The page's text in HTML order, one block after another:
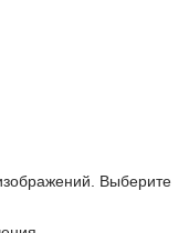
Выберите